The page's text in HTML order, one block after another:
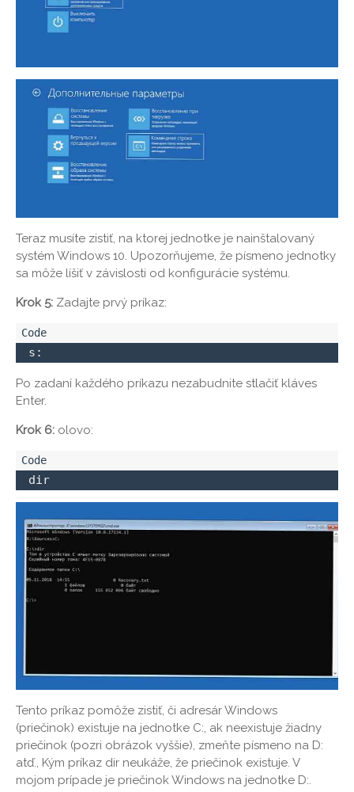
Teraz musíte zistiť, na ktorej jednotke je nainštalovaný
systém Windows 10. Upozorňujeme, že písmeno jednotky
sa môže líšiť v závislosti od konfigurácie systému.
Krok 5: Zadajte prvý príkaz:
s:
Po zadaní každého príkazu nezabudnite stlačiť kláves
Enter.
Krok 6: olovo:
dir
Tento príkaz pomôže zistiť, či adresár Windows
(priečinok) existuje na jednotke C:, ak neexistuje žiadny
priečinok (pozri obrázok vyššie), zmeňte písmeno na D:
atď., Kým príkaz dir neukáže, že priečinok existuje. V
mojom prípade je priečinok Windows na jednotke D:.